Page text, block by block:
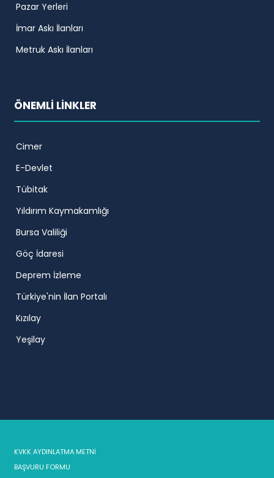
Pazar Yerleri
İmar Askı İlanları
Metruk Askı İlanları
ÖNEMLİ LİNKLER
Cimer
E-Devlet
Tübitak
Yıldırım Kaymakamlığı
Bursa Valiliği
Göç İdaresi
Deprem İzleme
Türkiye'nin İlan Portalı
Kızılay
Yeşilay
KVKK AYDINLATMA METNİ
BAŞVURU FORMU